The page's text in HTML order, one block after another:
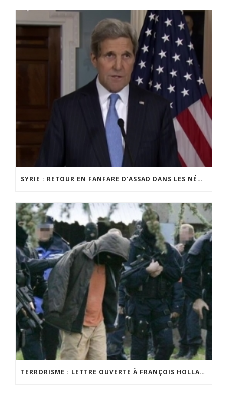
SYRIE : RETOUR EN FANFARE D’ASSAD DANS LES NÉGOCIATIONS ?
TERRORISME : LETTRE OUVERTE À FRANÇOIS HOLLANDE DANS VALEURS ACTUELLES